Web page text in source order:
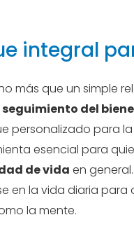
integral
más que un simple
seguimiento del
personalizado para la
esencial para
de vida en general.
en la vida diaria para
la mente.